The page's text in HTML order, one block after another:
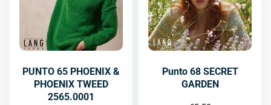
PUNTO 65 PHOENIX &
PHOENIX TWEED
2565.0001
Punto 68 SECRET
GARDEN